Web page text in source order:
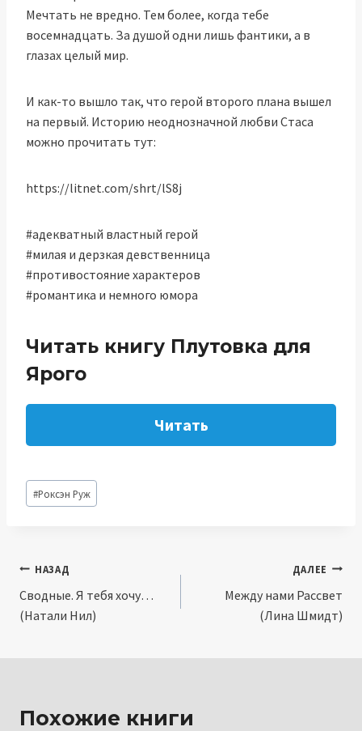
Мечтать не вредно. Тем более, когда тебе
восемнадцать. За душой одни лишь фантики, а в
глазах целый мир.
И как-то вышло так, что герой второго плана вышел
на первый. Историю неоднозначной любви Стаса
можно прочитать тут:
https://litnet.com/shrt/lS8j
#адекватный властный герой
#милая и дерзкая девственница
#противостояние характеров
#романтика и немного юмора
Читать книгу Плутовка для
Ярого
Читать
Метки
записи:
#Роксэн Руж
Навигация
по
НАЗАД
Сводные. Я тебя хочу…
(Натали Нил)
ДАЛЕЕ
Между нами Рассвет
(Лина Шмидт)
Похожие книги